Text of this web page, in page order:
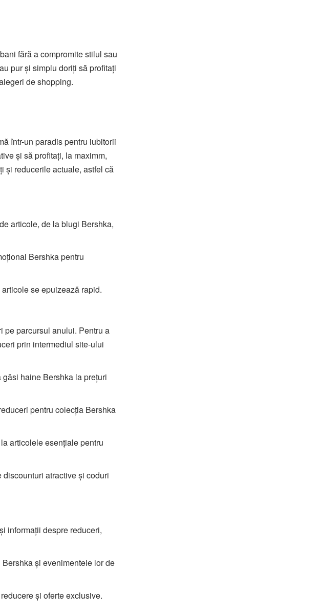
fără a compromite stilul sau
pur și simplu doriți să profitați
de shopping.
într-un paradis pentru iubitorii
și să profitați, la maximm,
și reducerile actuale, astfel că
articole, de la blugi Bershka,
Bershka pentru
se epuizează rapid.
pe parcursul anului. Pentru a
prin intermediul site-ului
haine Bershka la prețuri
pentru colecția Bershka
articolele esențiale pentru
atractive și coduri
informații despre reduceri,
și evenimentele lor de
și oferte exclusive.